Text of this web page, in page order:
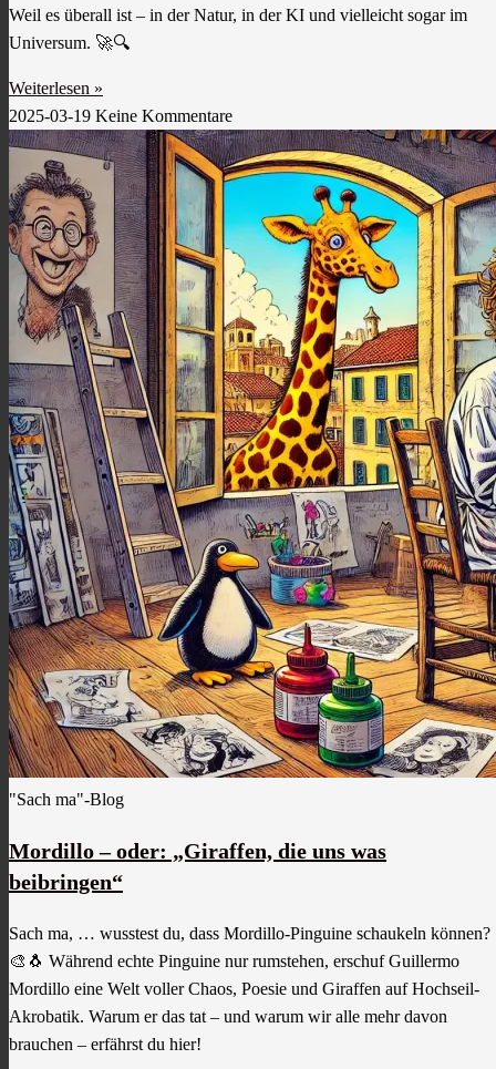
Weil es überall ist – in der Natur, in der KI und vielleicht sogar im
Universum. 🚀🔍
Weiterlesen »
2025-03-19 Keine Kommentare
"Sach ma"-Blog
Mordillo – oder: „Giraffen, die uns was
beibringen“
Sach ma, … wusstest du, dass Mordillo-Pinguine schaukeln können?
🎨🐧 Während echte Pinguine nur rumstehen, erschuf Guillermo
Mordillo eine Welt voller Chaos, Poesie und Giraffen auf Hochseil-
Akrobatik. Warum er das tat – und warum wir alle mehr davon
brauchen – erfährst du hier!